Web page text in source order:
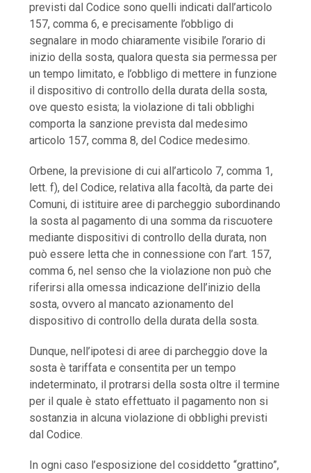
previsti dal Codice sono quelli indicati dall’articolo
157, comma 6, e precisamente l’obbligo di
segnalare in modo chiaramente visibile l’orario di
inizio della sosta, qualora questa sia permessa per
un tempo limitato, e l’obbligo di mettere in funzione
il dispositivo di controllo della durata della sosta,
ove questo esista; la violazione di tali obblighi
comporta la sanzione prevista dal medesimo
articolo 157, comma 8, del Codice medesimo.
Orbene, la previsione di cui all’articolo 7, comma 1,
lett. f), del Codice, relativa alla facoltà, da parte dei
Comuni, di istituire aree di parcheggio subordinando
la sosta al pagamento di una somma da riscuotere
mediante dispositivi di controllo della durata, non
può essere letta che in connessione con l’art. 157,
comma 6, nel senso che la violazione non può che
riferirsi alla omessa indicazione dell’inizio della
sosta, ovvero al mancato azionamento del
dispositivo di controllo della durata della sosta.
Dunque, nell’ipotesi di aree di parcheggio dove la
sosta è tariffata e consentita per un tempo
indeterminato, il protrarsi della sosta oltre il termine
per il quale è stato effettuato il pagamento non si
sostanzia in alcuna violazione di obblighi previsti
dal Codice.
In ogni caso l’esposizione del cosiddetto “grattino”,